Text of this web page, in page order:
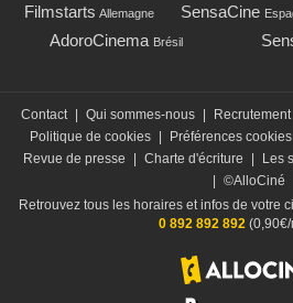
Filmstarts Allemagne SensaCine
AdoroCinema Brésil
Contact Qui sommes-nous Recrutement
Politique de cookies
Préférences cookies
Revue de presse
Charte d'écriture Les
©AlloCiné
Retrouvez tous les horaires et infos de votre
0 892 892 892(0,90€/